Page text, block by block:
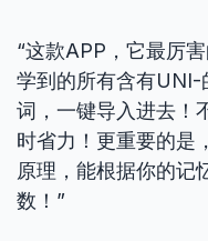
“这款APP，它最厉
学到的所有含有UNI-
词，一键导入进去！
时省力！更重要的是
原理，能根据你的记
数！”